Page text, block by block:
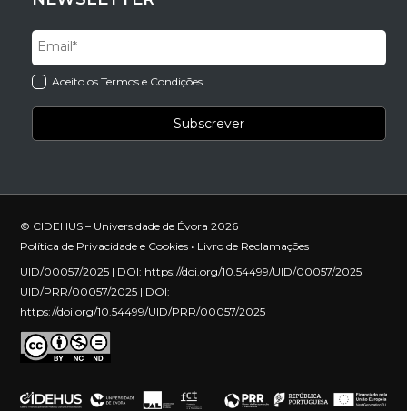
Aceito os Termos e Condições.
© CIDEHUS – Universidade de Évora 2026
Política de Privacidade e Cookies • Livro de Reclamações
UID/00057/2025 | DOI: https://doi.org/10.54499/UID/00057/2025
UID/PRR/00057/2025 | DOI:
https://doi.org/10.54499/UID/PRR/00057/2025